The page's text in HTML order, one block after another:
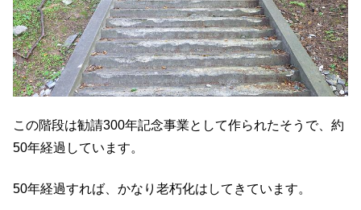
この階段は勧請300年記念事業として作られたそうで、約
50年経過しています。
50年経過すれば、かなり老朽化はしてきています。